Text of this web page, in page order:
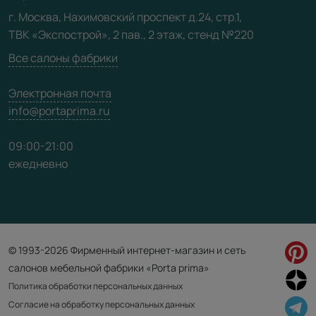
Видео
Карта сайта
г. Москва, Нахимовский проспект д.24, стр.1,
ТВК «Экспострой», 2 пав., 2 этаж, стенд №220
Все салоны фабрики
Электронная почта
info@portaprima.ru
09:00-21:00
ежедневно
© 1993-2026 Фирменный интернет-магазин и сеть
салонов мебельной фабрики «Porta prima»
Политика обработки персональных данных
Согласие на обработку персональных данных